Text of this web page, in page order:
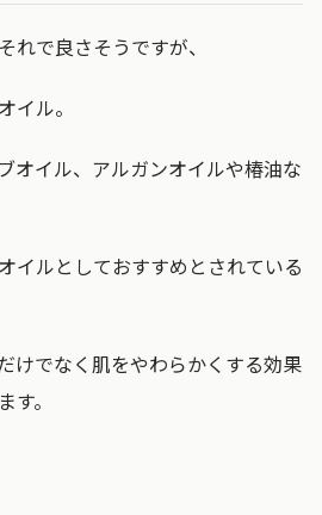
れで良さそうですが、
イル。
オイル、アルガンオイルや椿油な
イルとしておすすめとされている
けでなく肌をやわらかくする効果
。